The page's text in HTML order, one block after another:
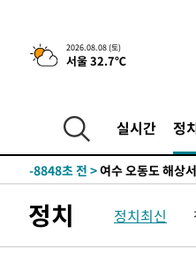
2026.08.08 (토)
서울 32.7℃
실시간 정
-24176초 전 >온열질환 사망자
-18121초 전 >강릉에 시간당
-11938초 전 >
선재도서 해루
-9472초 전 >
-8848초 전 >여수 오동도 해상
주 날씨]
-2093초 전 >
축구협회 "압수
-610초 전 >[속보]'압수수색·성
정치 정치최신